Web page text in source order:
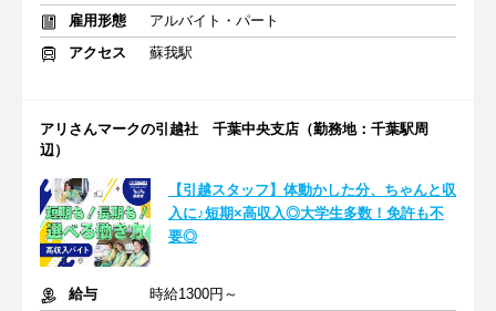
雇用形態
アルバイト・パート
アクセス
蘇我駅
アリさんマークの引越社 千葉中央支店（勤務地：千葉駅周
辺）
【引越スタッフ】体動かした分、ちゃんと収
入に♪短期×高収入◎大学生多数！免許も不
要◎
給与
時給1300円～